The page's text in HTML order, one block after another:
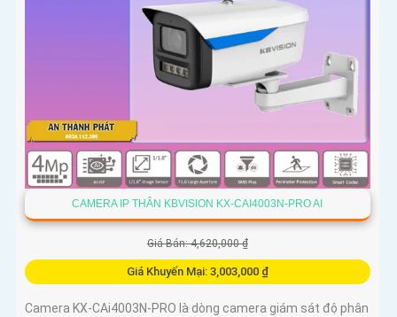
CAMERA IP THÂN KBVISION KX-CAI4003N-PRO AI
Giá Bán: 4,620,000 ₫
Giá Khuyến Mại: 3,003,000 ₫
Camera KX-CAi4003N-PRO là dòng camera giám sát độ phân